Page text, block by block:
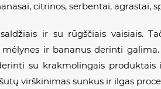
citrinos, serbentai, agrastai,
ir su rūgščiais vaisiais.
ir bananus derinti
su krakmolingais produktais
virškinimas sunkus ir ilgas